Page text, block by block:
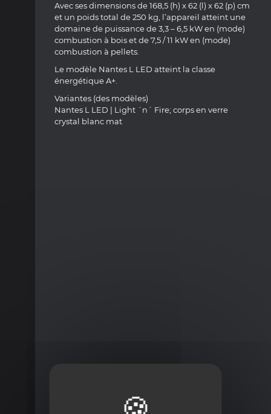
Avec ses dimensions de 168,5 (h) x 62 (l) x 62 (p) cm
et un poids total de 250 kg, l’appareil atteint une
domaine de puissance de 3,3 – 6,5 kW en (mode)
combustion à bois et de 7,5 / 11 kW en (mode)
combustion à pellets.
Le modèle Nantes L LED atteint la classe
énergétique A+.
Variantes (des modèles)
Nantes L LED | Light ´n´ Fire; corps en verre
crystal blanc mat